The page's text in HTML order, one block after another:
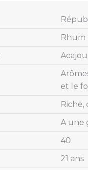
Rhum
et le
A une
40
21 ans